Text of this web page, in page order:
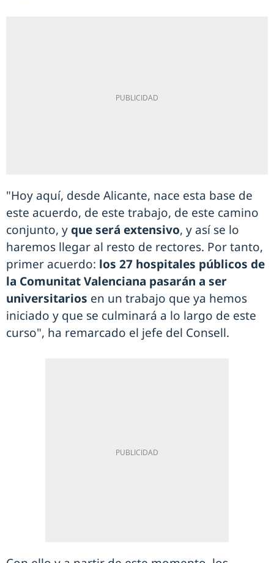
"Hoy aquí, desde Alicante, nace esta base de
este acuerdo, de este trabajo, de este camino
conjunto, y que será extensivo, y así se lo
haremos llegar al resto de rectores. Por tanto,
primer acuerdo: los 27 hospitales públicos de
la Comunitat Valenciana pasarán a ser
universitarios en un trabajo que ya hemos
iniciado y que se culminará a lo largo de este
curso", ha remarcado el jefe del Consell.